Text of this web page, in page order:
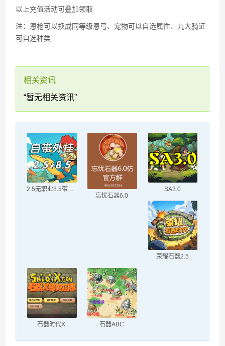
以上充值活动可叠加领取
注：恩枪可以换成同等级恩弓、宠物可以自选属性、九大骑证
可自选种类
相关资讯
“暂无相关资讯”
忘忧石器6.0
SA3.0
荣耀石器2.5
石器时代X 石器ABC